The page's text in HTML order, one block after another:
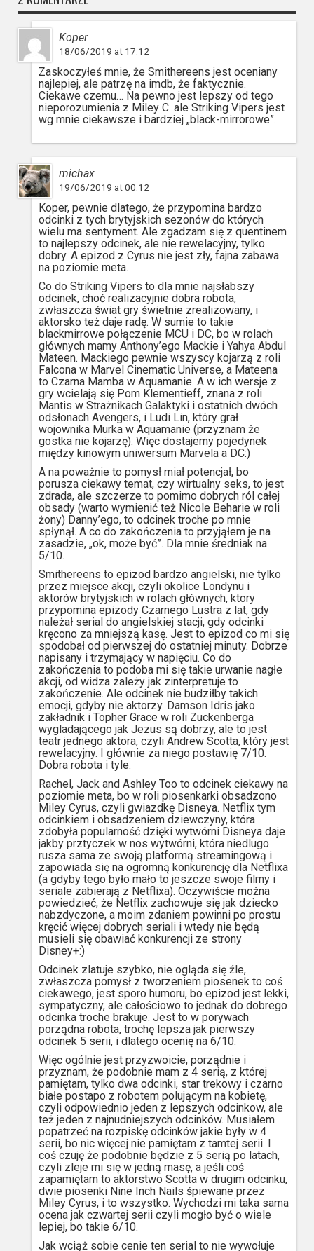
Koper
18/06/2019 at 17:12
Zaskoczyłeś mnie, że Smithereens jest oceniany
najlepiej, ale patrzę na imdb, że faktycznie.
Ciekawe czemu… Na pewno jest lepszy od tego
nieporozumienia z Miley C. ale Striking Vipers jest
wg mnie ciekawsze i bardziej „black-mirrorowe”.
michax
19/06/2019 at 00:12
Koper, pewnie dlatego, że przypomina bardzo
odcinki z tych brytyjskich sezonów do których
wielu ma sentyment. Ale zgadzam się z quentinem
to najlepszy odcinek, ale nie rewelacyjny, tylko
dobry. A epizod z Cyrus nie jest zły, fajna zabawa
na poziomie meta.
Co do Striking Vipers to dla mnie najsłabszy
odcinek, choć realizacyjnie dobra robota,
zwłaszcza świat gry świetnie zrealizowany, i
aktorsko też daje radę. W sumie to takie
blackmirrowe połączenie MCU i DC, bo w rolach
głównych mamy Anthony’ego Mackie i Yahya Abdul
Mateen. Mackiego pewnie wszyscy kojarzą z roli
Falcona w Marvel Cinematic Universe, a Mateena
to Czarna Mamba w Aquamanie. A w ich wersje z
gry wcielają się Pom Klementieff, znana z roli
Mantis w Strażnikach Galaktyki i ostatnich dwóch
odsłonach Avengers, i Ludi Lin, który grał
wojownika Murka w Aquamanie (przyznam że
gostka nie kojarzę). Więc dostajemy pojedynek
między kinowym uniwersum Marvela a DC:)
A na poważnie to pomysł miał potencjał, bo
porusza ciekawy temat, czy wirtualny seks, to jest
zdrada, ale szczerze to pomimo dobrych ról całej
obsady (warto wymienić też Nicole Beharie w roli
żony) Danny’ego, to odcinek troche po mnie
spłynął. A co do zakończenia to przyjąłem je na
zasadzie, „ok, może być”. Dla mnie średniak na
5/10.
Smithereens to epizod bardzo angielski, nie tylko
przez miejsce akcji, czyli okolice Londynu i
aktorów brytyjskich w rolach głównych, ktory
przypomina epizody Czarnego Lustra z lat, gdy
należał serial do angielskiej stacji, gdy odcinki
kręcono za mniejszą kasę. Jest to epizod co mi się
spodobał od pierwszej do ostatniej minuty. Dobrze
napisany i trzymający w napięciu. Co do
zakończenia to podoba mi się takie urwanie nagłe
akcji, od widza zależy jak zinterpretuje to
zakończenie. Ale odcinek nie budziłby takich
emocji, gdyby nie aktorzy. Damson Idris jako
zakładnik i Topher Grace w roli Zuckenberga
wygladającego jak Jezus są dobrzy, ale to jest
teatr jednego aktora, czyli Andrew Scotta, który jest
rewelacyjny. I głównie za niego postawię 7/10.
Dobra robota i tyle.
Rachel, Jack and Ashley Too to odcinek ciekawy na
poziomie meta, bo w roli piosenkarki obsadzono
Miley Cyrus, czyli gwiazdkę Disneya. Netflix tym
odcinkiem i obsadzeniem dziewczyny, która
zdobyła popularność dzięki wytwórni Disneya daje
jakby prztyczek w nos wytwórni, która niedlugo
rusza sama ze swoją platformą streamingową i
zapowiada się na ogromną konkurencję dla Netflixa
(a gdyby tego było mało to jeszcze swoje filmy i
seriale zabierają z Netflixa). Oczywiście można
powiedzieć, że Netflix zachowuje się jak dziecko
nabzdyczone, a moim zdaniem powinni po prostu
kręcić więcej dobrych seriali i wtedy nie będą
musieli się obawiać konkurencji ze strony
Disney+:)
Odcinek zlatuje szybko, nie ogląda się źle,
zwłaszcza pomysł z tworzeniem piosenek to coś
ciekawego, jest sporo humoru, bo epizod jest lekki,
sympatyczny, ale całościowo to jednak do dobrego
odcinka troche brakuje. Jest to w porywach
porządna robota, trochę lepsza jak pierwszy
odcinek 5 serii, i dlatego ocenię na 6/10.
Więc ogólnie jest przyzwoicie, porządnie i
przyznam, że podobnie mam z 4 serią, z której
pamiętam, tylko dwa odcinki, star trekowy i czarno
białe postapo z robotem polującym na kobietę,
czyli odpowiednio jeden z lepszych odcinkow, ale
też jeden z najnudniejszych odcinków. Musiałem
popatrzeć na rozpiskę odcinków jakie były w 4
serii, bo nic więcej nie pamiętam z tamtej serii. I
coś czuję że podobnie będzie z 5 serią po latach,
czyli zleje mi się w jedną masę, a jeśli coś
zapamiętam to aktorstwo Scotta w drugim odcinku,
dwie piosenki Nine Inch Nails śpiewane przez
Miley Cyrus, i to wszystko. Wychodzi mi taka sama
ocena jak czwartej serii czyli mogło być o wiele
lepiej, bo takie 6/10.
Jak wciąż sobie cenie ten serial to nie wywołuje